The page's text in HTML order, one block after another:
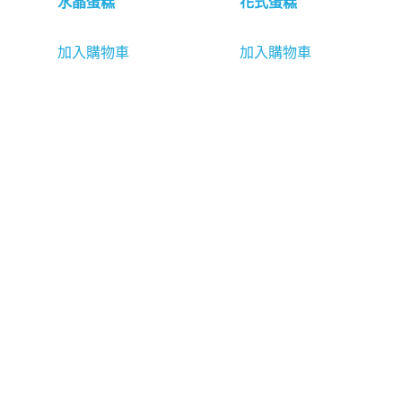
加入購物車 加入購物車